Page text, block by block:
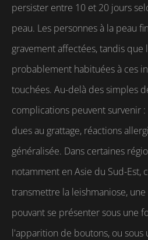
persister entre 10 et 20 jours
peau. Les personnes à la peau
gravement affectées, tandis que
probablement habituées à ces
touchées. Au-delà des simples
complications peuvent survenir
dues au grattage, réactions
généralisée. Dans certaines
notamment en Asie du Sud-Est,
transmettre la leishmaniose,
pouvant se présenter sous une
l'apparition de boutons, ou sous